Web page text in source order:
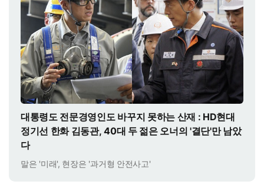
대통령도 전문경영인도 바꾸지 못하는 산재 : HD현대
정기선 한화 김동관, 40대 두 젊은 오너의 '결단'만 남았
다
말은 '미래', 현장은 '과거형 안전사고'